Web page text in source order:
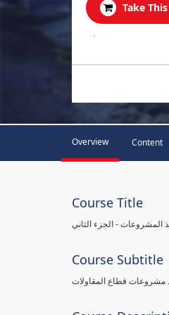
Take
.
Overview Content
Course Title
المشروعات - الجزء الثاني
Course Subtitle
قطاع المقاولات